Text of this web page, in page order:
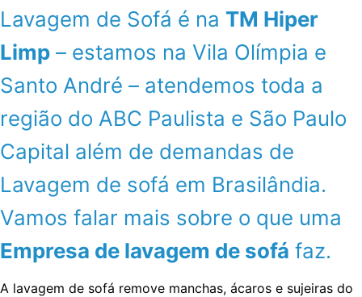
Lavagem de Sofá é na TM Hiper
Limp – estamos na Vila Olímpia e
Santo André – atendemos toda a
região do ABC Paulista e São Paulo
Capital além de demandas de
Lavagem de sofá em Brasilândia.
Vamos falar mais sobre o que uma
Empresa de lavagem de sofá faz.
A lavagem de sofá remove manchas, ácaros e sujeiras do